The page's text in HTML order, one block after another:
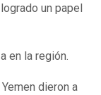
un papel
en la región.
dieron a